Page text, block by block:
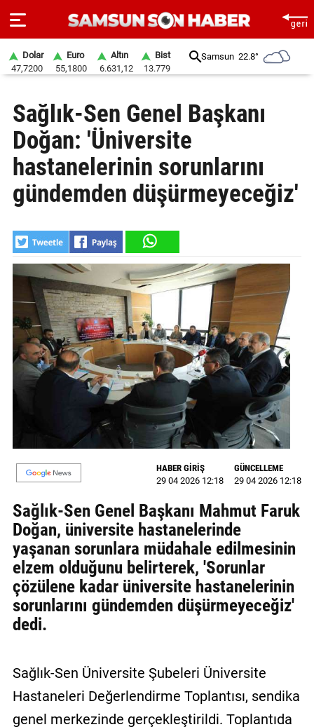
SAYFA
SAMSUN
HABER
SAMSUNSPOR
SİYASET
EKONOMİ
DÜNYA
MAGAZİN
GALERİ
YAZARLAR
ULAŞIN
Künye
İletişim
Gizlilik
Politikası
Dolar
47,7200
Euro
55,1800
Altın
6.631,12
Bist
13.779
Samsun 22.8°
Sağlık-Sen Genel Başkanı
Doğan: 'Üniversite
hastanelerinin sorunlarını
gündemden düşürmeyeceğiz'
HABER GİRİŞ
29 04 2026 12:18
GÜNCELLEME
29 04 2026 12:18
Sağlık-Sen Genel Başkanı Mahmut Faruk
Doğan, üniversite hastanelerinde
yaşanan sorunlara müdahale edilmesinin
elzem olduğunu belirterek, 'Sorunlar
çözülene kadar üniversite hastanelerinin
sorunlarını gündemden düşürmeyeceğiz'
dedi.
Sağlık-Sen Üniversite Şubeleri Üniversite
Hastaneleri Değerlendirme Toplantısı, sendika
genel merkezinde gerçekleştirildi. Toplantıda